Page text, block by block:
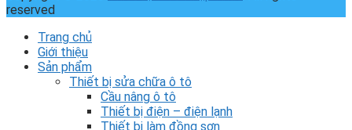
reserved
Trang chủ
Giới thiệu
Sản phẩm
Thiết bị sửa chữa ô tô
Cầu nâng ô tô
Thiết bị điện – điện lạnh
Thiết bị làm đồng sơn